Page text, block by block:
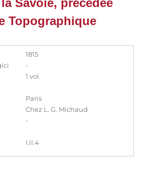
Savoie, précédée
Topographique
1815
-
1 vol.
Paris
Chez L. G. Michaud
-
I.II.4